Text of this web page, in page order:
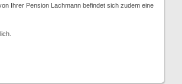
Ihrer Pension Lachmann befindet sich zudem eine